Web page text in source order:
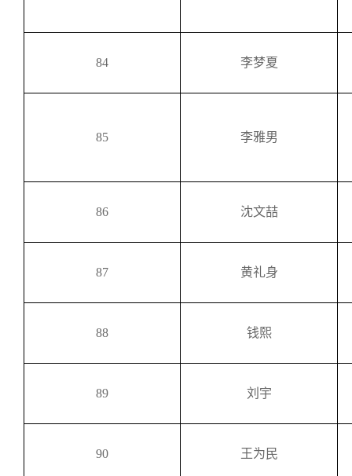
84 李梦夏
85 李雅男
86 沈文喆
87 黄礼身
88 钱熙
89 刘宇
90 王为民